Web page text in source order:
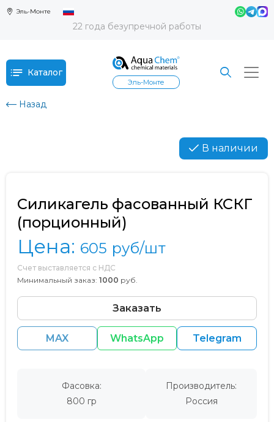
Эль-Монте
22 года безупречной работы
Каталог
Эль-Монте
Назад
В наличии
Силикагель фасованный КСКГ
(порционный)
Цена: 605 руб/шт
Счет выставляется с НДС
Минимальный заказ: 1000 руб.
Заказать
MAX WhatsApp Telegram
Фасовка:
800 гр
Производитель:
Россия